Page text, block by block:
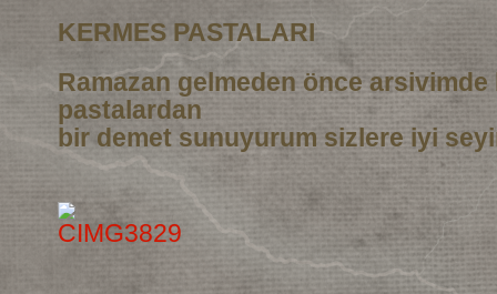
KERMES PASTALARI
Ramazan gelmeden önce arsivimde
pastalardan
bir demet sunuyurum sizlere iyi